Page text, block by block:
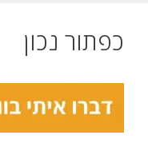
כפתור נכון